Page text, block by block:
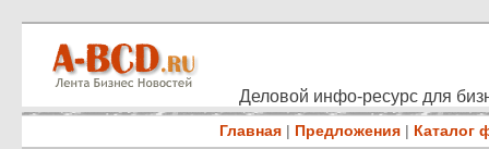
Деловой инфо-ресурс для
Главная | Предложения | Каталог